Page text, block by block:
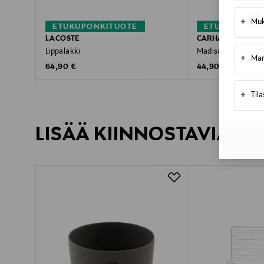
+
+
+
ETUKUPONKITUOTE
LACOSTE
Lippalakki
Original Price
64,90 €
CARHARTT WIP
Madison Logo -
Original Price
44,90 €
LISÄÄ KIINNOSTAVIA